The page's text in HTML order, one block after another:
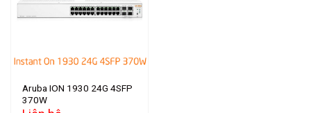
wishlist
Aruba ION 1930 24G 4SFP
370W